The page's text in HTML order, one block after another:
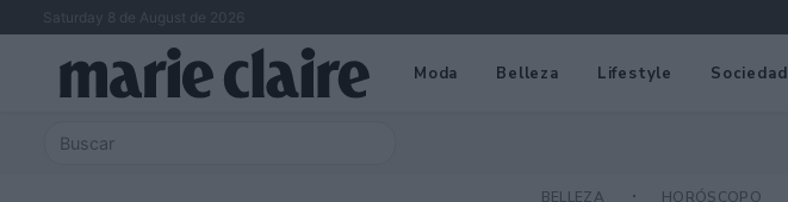
Saturday 8 de August de 2026
Moda Belleza Lifestyle Sociedad
BELLEZA HORÓSCOPO